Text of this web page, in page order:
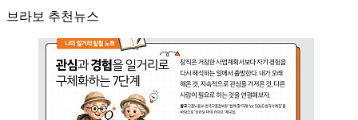
브라보 추천뉴스